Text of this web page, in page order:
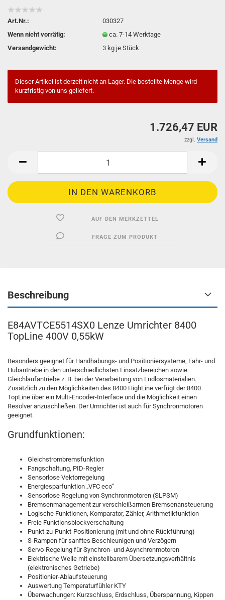
Art.Nr.:
030327
Wenn nicht vorrätig:
ca. 7-14 Werktage
Versandgewicht:
3 kg je Stück
Dieser Artikel ist derzeit nicht an Lager. Die bestellte Menge wird
kurzfristig von uns geliefert.
1.726,47 EUR
zzgl. Versand
AUF DEN MERKZETTEL
FRAGE ZUM PRODUKT
Beschreibung
E84AVTCE5514SX0 Lenze Umrichter 8400
TopLine 400V 0,55kW
Besonders geeignet für Handhabungs- und Positioniersysteme, Fahr- und
Hubantriebe in den unterschiedlichsten Einsatzbereichen sowie
Gleichlaufantriebe z. B. bei der Verarbeitung von Endlosmaterialien.
Zusätzlich zu den Möglichkeiten des 8400 HighLine verfügt der 8400
TopLine über ein Multi-Encoder-Interface und die Möglichkeit einen
Resolver anzuschließen. Der Umrichter ist auch für Synchronmotoren
geeignet.
Grundfunktionen:
Gleichstrombremsfunktion
Fangschaltung, PID-Regler
Sensorlose Vektorregelung
Energiesparfunktion „VFC eco“
Sensorlose Regelung von Synchronmotoren (SLPSM)
Bremsenmanagement zur verschleißarmen Bremsenansteuerung
Logische Funktionen, Komparator, Zähler, Arithmetikfunktion
Freie Funktionsblockverschaltung
Punkt-zu-Punkt-Positionierung (mit und ohne Rückführung)
S-Rampen für sanftes Beschleunigen und Verzögern
Servo-Regelung für Synchron- und Asynchronmotoren
Elektrische Welle mit einstellbarem Übersetzungsverhältnis
(elektronisches Getriebe)
Positionier-Ablaufsteuerung
Auswertung Temperaturfühler KTY
Überwachungen: Kurzschluss, Erdschluss, Überspannung, Kippen